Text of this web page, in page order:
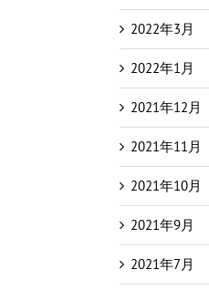
2022年3月
2022年1月
2021年12月
2021年11月
2021年10月
2021年9月
2021年7月